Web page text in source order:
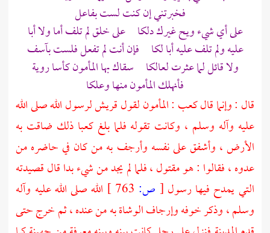
فخبرتني إن كنت لست بفاعل
على أي شيء ويح غيرك دلكا على خلق لم تلف أما ولا أبا
عليه ولم تلف عليه أبا لكا فإن أنت لم تفعل فلست بآسف
ولا قائل لما عثرت لعالكا سقاك بها المأمون كأسا روية
فأنهلك المأمون منها وعلكا
قال : وإنما قالكعب : المأمون لقولقريشلرسول الله صلى الله
عليه وآله وسلم ، وكانت تقوله فلما بلغكعبا ذلك ضاقت به
الأرض ، وأشفق على نفسه وأرجف به من كان في حاضره من
عدوه ، فقالوا : هو مقتول ، فلما لم يجد من شيء بدا قال قصيدته
التي يمدح فيها رسول [ ص:
الله صلى الله عليه وآله
وسلم ، وذكر خوفه وإرجاف الوشاة به من عنده ، ثم خرج حتى